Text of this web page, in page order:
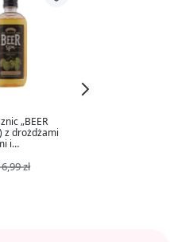
„BEER
z drożdżami
i
zł